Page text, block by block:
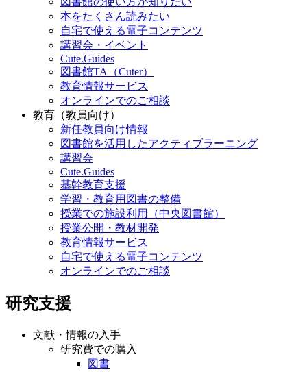
本をたくさん読みたい
自宅で使える電子コンテンツ
講習会・イベント
Cute.Guides
図書館TA（Cuter）
教育情報サービス
オンラインでのご相談
教育（教員向け）
新任教員向け情報
図書館を活用したアクティブラーニング
講習会
Cute.Guides
基幹教育支援
学習・教育用図書の整備
授業での施設利用（中央図書館）
授業公開・教材開発
教育情報サービス
自宅で使える電子コンテンツ
オンラインでのご相談
研究支援
文献・情報の入手
研究費での購入
図書